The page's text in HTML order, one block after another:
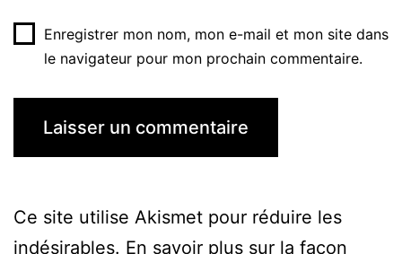
Enregistrer mon nom, mon e-mail et mon site dans
le navigateur pour mon prochain commentaire.
Ce site utilise Akismet pour réduire les
indésirables. En savoir plus sur la façon